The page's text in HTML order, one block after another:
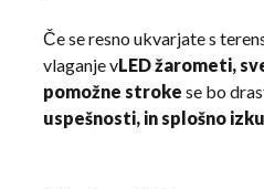
Če se resno ukvarjate s
vlaganje vLED žarometi,
pomožne stroke se bo
uspešnosti, in splošno